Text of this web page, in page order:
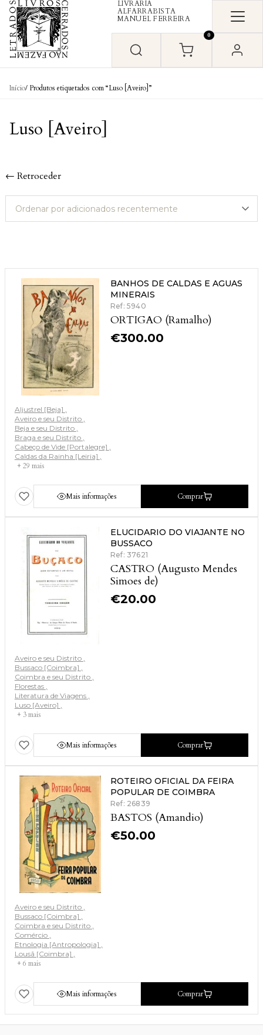
Skip to content
LIVRARIA
ALFARRABISTA
MANUEL FERREIRA
0
Início/ Produtos etiquetados com “Luso [Aveiro]”
Luso [Aveiro]
← Retroceder
BANHOS DE CALDAS E AGUAS
MINERAIS
Ref: 5940
ORTIGAO (Ramalho)
€300.00
Aljustrel [Beja]
Aveiro e seu Distrito
Beja e seu Distrito
Braga e seu Distrito
Cabeço de Vide [Portalegre]
Caldas da Rainha [Leiria]
+ 29 mais
Mais informações Comprar
ELUCIDARIO DO VIAJANTE NO
BUSSACO
Ref: 37621
CASTRO (Augusto Mendes
Simoes de)
€20.00
Aveiro e seu Distrito
Bussaco [Coimbra]
Coimbra e seu Distrito
Florestas
Literatura de Viagens
Luso [Aveiro]
+ 3 mais
Mais informações Comprar
ROTEIRO OFICIAL DA FEIRA
POPULAR DE COIMBRA
Ref: 26839
BASTOS (Amandio)
€50.00
Aveiro e seu Distrito
Bussaco [Coimbra]
Coimbra e seu Distrito
Comércio
Etnologia [Antropologia]
Lousã [Coimbra]
+ 6 mais
Mais informações Comprar